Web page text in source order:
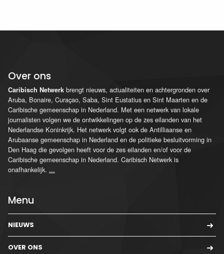
Over ons
Caribisch Netwerk brengt nieuws, actualiteiten en achtergronden over
Aruba, Bonaire, Curaçao, Saba, Sint Eustatius en Sint Maarten en de
Caribische gemeenschap in Nederland. Met een netwerk van lokale
journalisten volgen we de ontwikkelingen op de zes eilanden van het
Nederlandse Koninkrijk. Het netwerk volgt ook de Antilliaanse en
Arubaanse gemeenschap in Nederland en de politieke besluitvorming in
Den Haag die gevolgen heeft voor de zes eilanden en/of voor de
Caribische gemeenschap in Nederland. Caribisch Netwerk is
onafhankelijk. ...
Menu
NIEUWS
OVER ONS